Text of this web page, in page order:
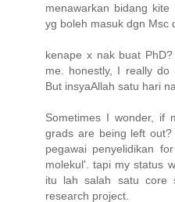
menawarkan bidang
yg boleh masuk dgn Msc
kenape x nak buat
me. honestly, I really do
But insyaAllah satu hari
Sometimes I wonder, if
grads are being left
pegawai penyelidikan
molekul'. tapi my status
itu lah salah satu core
research project.